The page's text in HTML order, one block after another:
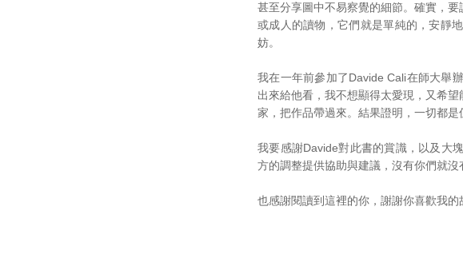
甚至分享圖中不易察覺的細節。確實，
或成人的讀物，它們就是單純的，安靜
妨。
我在一年前參加了Davide Cali在師大舉
出來給他看，我不想顯得太愛現，又希
家，把作品帶過來。結果證明，一切都是
我要感謝Davide對此書的賞識，以及大
方的調整提供協助與建議，沒有你們就沒
也感謝閱讀到這裡的你，謝謝你喜歡我的